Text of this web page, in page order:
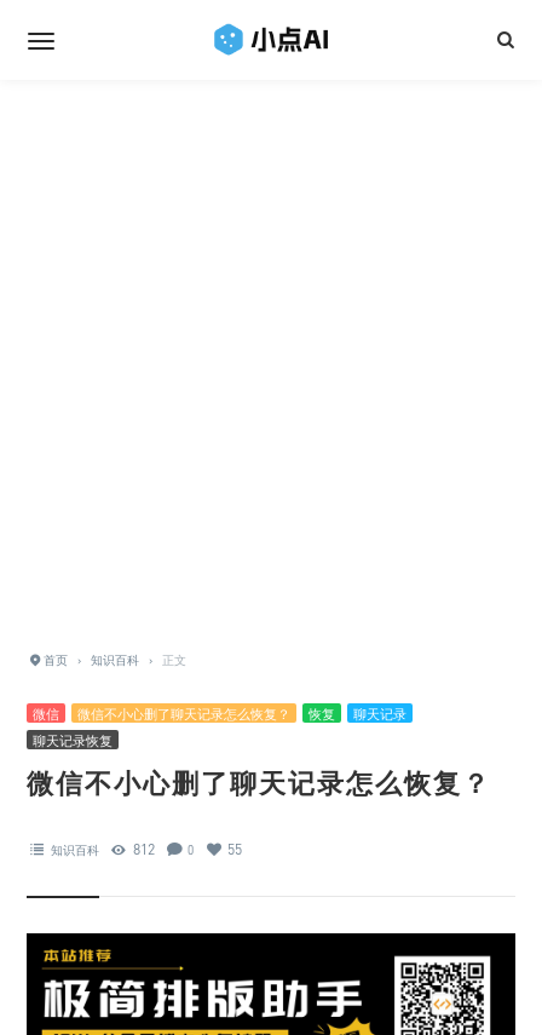
首页 › 知识百科 › 正文
微信 微信不小心删了聊天记录怎么恢复？ 恢复
聊天记录
聊天记录恢复
微信不小心删了聊天记录怎么恢复？
知识百科 812 0 55